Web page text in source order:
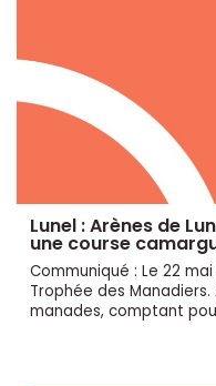
Lunel : Arènes de
une course
Communiqué : Le 22 mai
Trophée des
manades, comptant